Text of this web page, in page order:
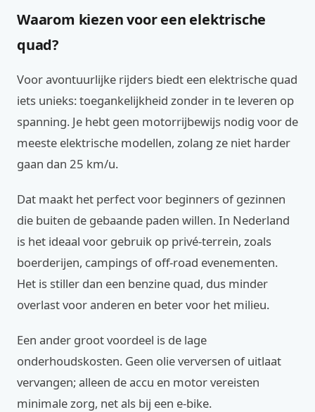
Waarom kiezen voor een elektrische
quad?
Voor avontuurlijke rijders biedt een elektrische quad
iets unieks: toegankelijkheid zonder in te leveren op
spanning. Je hebt geen motorrijbewijs nodig voor de
meeste elektrische modellen, zolang ze niet harder
gaan dan 25 km/u.
Dat maakt het perfect voor beginners of gezinnen
die buiten de gebaande paden willen. In Nederland
is het ideaal voor gebruik op privé-terrein, zoals
boerderijen, campings of off-road evenementen.
Het is stiller dan een benzine quad, dus minder
overlast voor anderen en beter voor het milieu.
Een ander groot voordeel is de lage
onderhoudskosten. Geen olie verversen of uitlaat
vervangen; alleen de accu en motor vereisten
minimale zorg, net als bij een e-bike.